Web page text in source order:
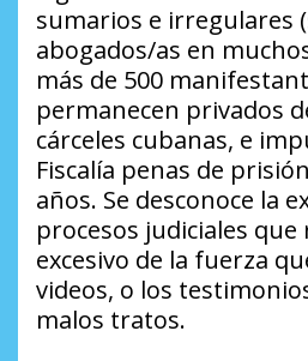
sumarios e irregulares
abogados/as en
más de 500
permanecen privados
cárceles cubanas, e
Fiscalía penas de
años. Se desconoce la
procesos judiciales que
excesivo de la fuerza
videos, o los
malos tratos.